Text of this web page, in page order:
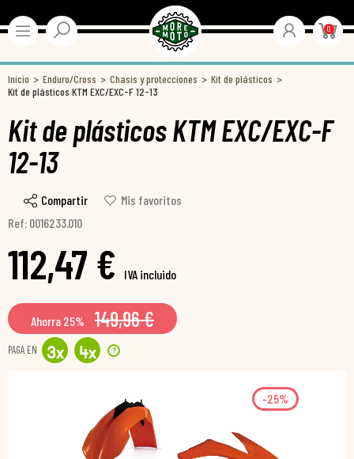
0
Inicio Enduro/Cross Chasis y protecciones
Kit de plásticos
Kit de plásticos KTM EXC/EXC-F 12-13
Kit de plásticos KTM EXC/EXC-F
12-13
Compartir
Mis favoritos
Ref: 0016233.010
112,47 € IVA incluido
Ahorra 25% 149,96 €
PAGA EN 3x 4x ?
-25%